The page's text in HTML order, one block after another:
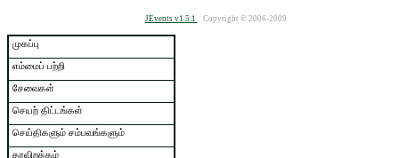
JEvents v1.5.1 Copyright © 2006-2009
முகப்பு
எம்மைப் பற்றி
சேவைகள்
செயற் திட்டங்கள்
செய்திகளும் சம்பவங்களும்
தரவிறக்கம்